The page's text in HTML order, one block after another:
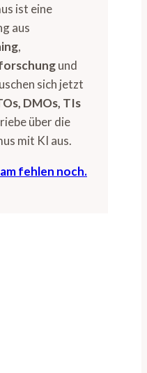
ist eine
aus
,
und
sich jetzt
DMOs, TIs
über die
mit KI aus.
fehlen noch.